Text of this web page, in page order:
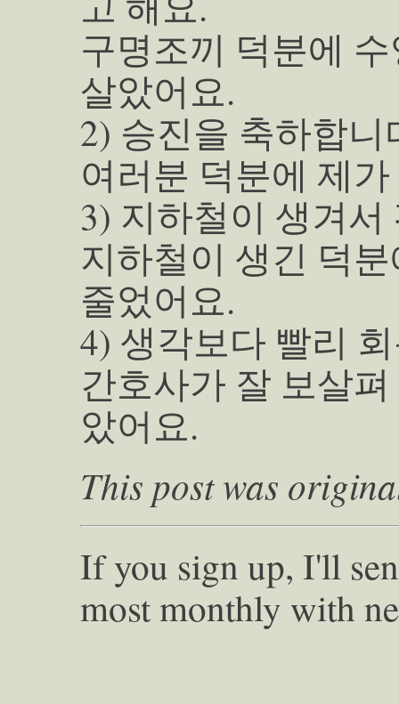
구명조끼 덕분에
살았어요.
2) 승진을 축하합니
여러분 덕분에 제
3) 지하철이 생겨서
지하철이 생긴 덕
줄었어요.
4) 생각보다 빨리
간호사가 잘 보살
았어요.
This post was
If you sign up, I'll
most monthly with